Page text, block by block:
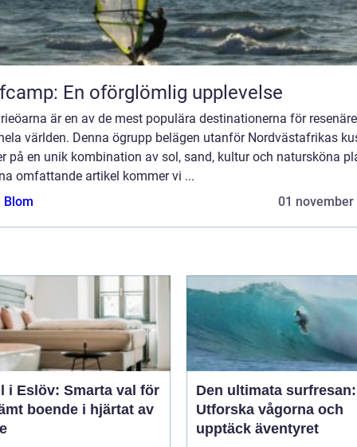
En oförglömlig upplevelse
är en av de mest populära destinationerna för
världen. Denna ögrupp belägen utanför Nordvästafrikas
på en unik kombination av sol, sand, kultur och natursköna
omfattande artikel kommer vi ...
Blom
01 november
i Eslöv: Smarta val för
boende i hjärtat av
Den ultimata surfresan:
Utforska vågorna och
upptäck äventyret